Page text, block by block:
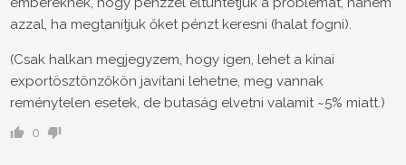
azzal, ha megtanítjuk őket pénzt keresni (halat fogni).
(Csak halkan megjegyzem, hogy igen, lehet a kínai
exportösztönzőkön javítani lehetne, meg vannak
reménytelen esetek, de butaság elvetni valamit ~5% miatt.)
0